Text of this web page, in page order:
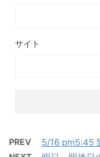
サイト
PREV 5/16 pm5:45